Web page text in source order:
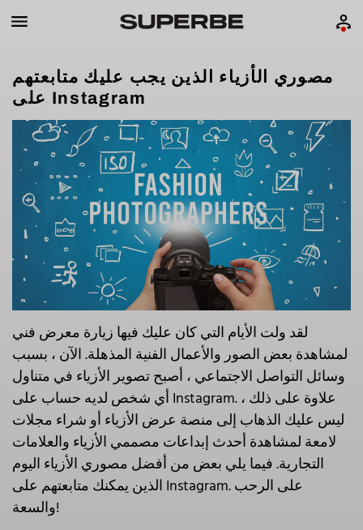
مصوري الأزياء الذين يجب عليك متابعتهم
على Instagram
لقد ولت الأيام التي كان عليك فيها زيارة معرض فني
لمشاهدة بعض الصور والأعمال الفنية المذهلة. الآن ، بسبب
وسائل التواصل الاجتماعي ، أصبح تصوير الأزياء في متناول
أي شخص لديه حساب على Instagram. علاوة على ذلك ،
ليس عليك الذهاب إلى منصة عرض الأزياء أو شراء مجلات
لامعة لمشاهدة أحدث إبداعات مصممي الأزياء والعلامات
التجارية. فيما يلي بعض من أفضل مصوري الأزياء اليوم
الذين يمكنك متابعتهم على Instagram. على الرحب
والسعة!